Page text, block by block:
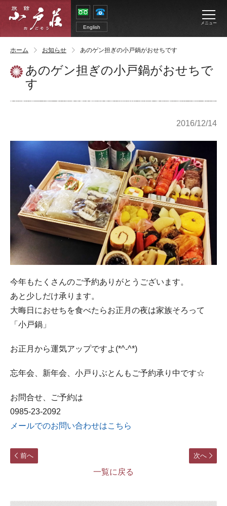
English
メニュー
ホーム お知らせ あのゲン担ぎの小戸鍋がおせちです
あのゲン担ぎの小戸鍋がおせちで
す
2016/12/14
今年もたくさんのご予約ありがとうございます。
あと少しだけ承ります。
大晦日におせちを食べたらお正月の夜は家族そろって
「小戸鍋」
お正月から運気アップですよ(*^-^*)
忘年会、新年会、小戸りぶとんもご予約承り中です☆
お問合せ、ご予約は
0985-23-2092
メールでのお問い合わせはこちら
次へ
前へ
一覧に戻る